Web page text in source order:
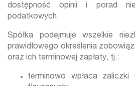
dostępność opinii i porad
podatkowych.
Spółka podejmuje wszelkie
prawidłowego określenia
oraz ich terminowej zapłaty, tj.:
terminowo wpłaca